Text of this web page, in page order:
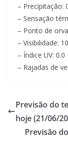
– Precipitação:
– Sensação
– Ponto de
– Visibilidade:
– Índice UV: 0.0
– Rajadas de
Previsão do
hoje (21/06/
Previsão